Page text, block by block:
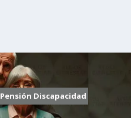
Pensión Discapacidad